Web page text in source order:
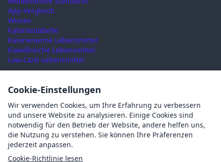
App-Vergleich
Wissen
Kalorientabelle
Kalorienarme Lebensmittel
Eiweißreiche Lebensmittel
Low-Carb-Lebensmittel
RECHTLICHES
Nutzungsbedingungen
Datenschutz
Impressum
AGB
Cookies
Cookie-Einstellungen
Cookie-Einstellungen
Wir verwenden Cookies, um Ihre Erfahrung zu verbessern
und unsere Website zu analysieren. Einige Cookies sind
notwendig für den Betrieb der Website, andere helfen uns,
die Nutzung zu verstehen. Sie können Ihre Präferenzen
jederzeit anpassen.
Cookie-Richtlinie lesen